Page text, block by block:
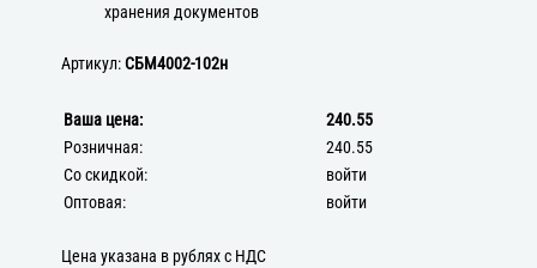
хранения документов
Артикул:СБМ4002-102н
Ваша цена:
240.55
Розничная:
240.55
Со скидкой:
войти
Оптовая:
войти
Цена указана в рублях с НДС